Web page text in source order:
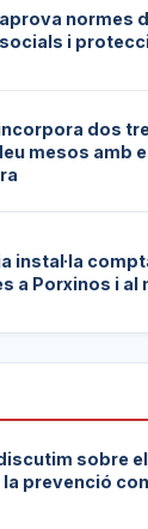
aprova normes
i
dos
mesos amb
instal·la
a Porxinos i al
sobre
la prevenció